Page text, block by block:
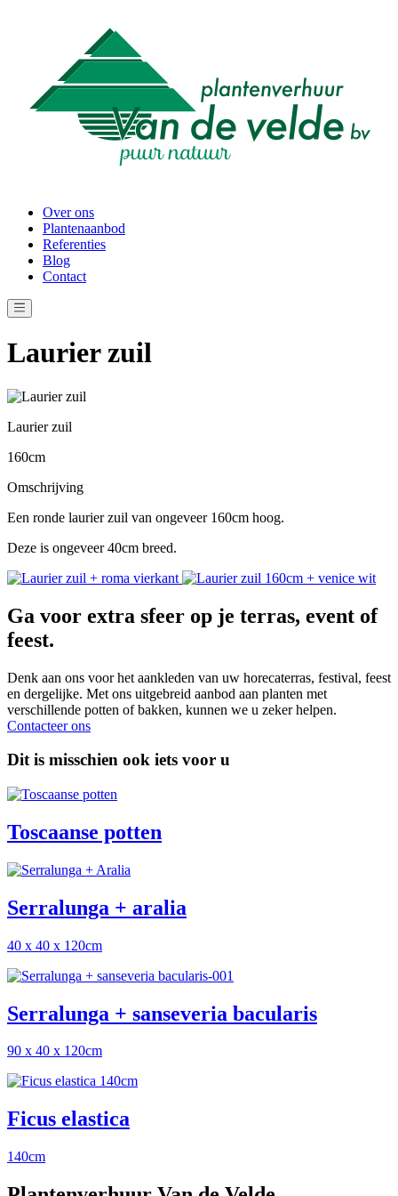
Over ons
Plantenaanbod
Referenties
Blog
Contact
Laurier zuil
Laurier zuil
160cm
Omschrijving
Een ronde laurier zuil van ongeveer 160cm hoog.
Deze is ongeveer 40cm breed.
Ga voor extra sfeer op je terras, event of
feest.
Denk aan ons voor het aankleden van uw horecaterras, festival, feest
en dergelijke. Met ons uitgebreid aanbod aan planten met
verschillende potten of bakken, kunnen we u zeker helpen.
Contacteer ons
Dit is misschien ook iets voor u
Toscaanse potten
Serralunga + aralia
40 x 40 x 120cm
Serralunga + sanseveria bacularis
90 x 40 x 120cm
Ficus elastica
140cm